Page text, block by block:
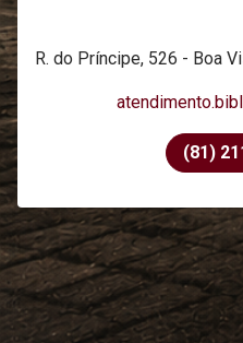
R. do Príncipe, 526 - Boa
(81)